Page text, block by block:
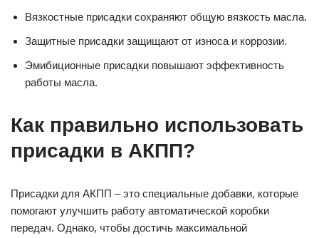
Вязкостные присадки сохраняют общую вязкость масла.
Защитные присадки защищают от износа и коррозии.
Эмибиционные присадки повышают эффективность
работы масла.
Как правильно использовать
присадки в АКПП?
Присадки для АКПП – это специальные добавки, которые
помогают улучшить работу автоматической коробки
передач. Однако, чтобы достичь максимальной